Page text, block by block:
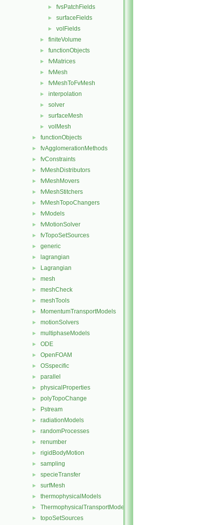
► fvsPatchFields
► surfaceFields
► volFields
► finiteVolume
► functionObjects
► fvMatrices
► fvMesh
► fvMeshToFvMesh
► interpolation
► solver
► surfaceMesh
► volMesh
► functionObjects
► fvAgglomerationMethods
► fvConstraints
► fvMeshDistributors
► fvMeshMovers
► fvMeshStitchers
► fvMeshTopoChangers
► fvModels
► fvMotionSolver
► fvTopoSetSources
► generic
► lagrangian
► Lagrangian
► mesh
► meshCheck
► meshTools
► MomentumTransportModels
► motionSolvers
► multiphaseModels
► ODE
► OpenFOAM
► OSspecific
► parallel
► physicalProperties
► polyTopoChange
► Pstream
► radiationModels
► randomProcesses
► renumber
► rigidBodyMotion
► sampling
► specieTransfer
► surfMesh
► thermophysicalModels
► ThermophysicalTransportModels
► topoSetSources